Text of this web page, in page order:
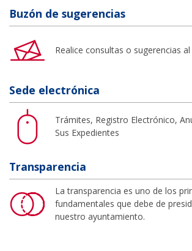
Buzón de sugerencias
Realice consultas o sugerencias
Sede electrónica
Trámites, Registro Electrónico,
Sus Expedientes
Transparencia
La transparencia es uno de los
fundamentales que debe de
nuestro ayuntamiento.